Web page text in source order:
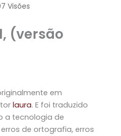
Visões
(versão
em
laura. E foi traduzido
a tecnologia de
de ortografia, erros